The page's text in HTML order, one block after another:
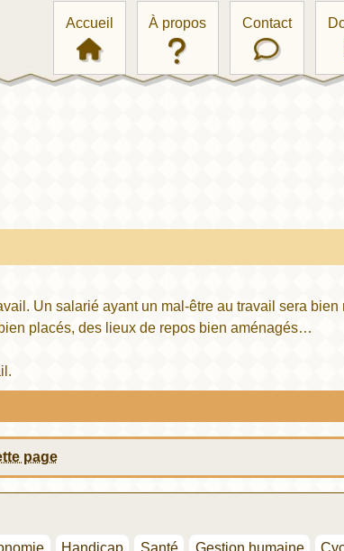
Accueil À propos Contact
Un salarié ayant un mal-être au travail sera bien
placés, des lieux de repos bien aménagés…
page
Handicap Santé Gestion humaine